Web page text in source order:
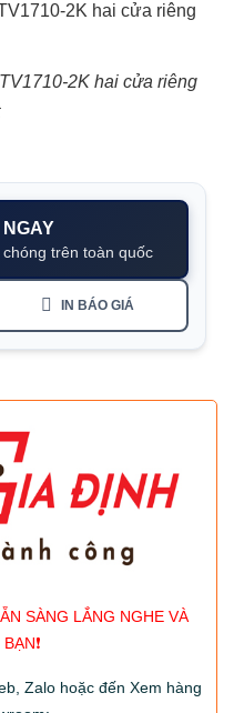
2K hai cửa riêng
trên toàn quốc
IN BÁO GIÁ
SÀNG LẮNG NGHE VÀ
Zalo hoặc đến Xem hàng